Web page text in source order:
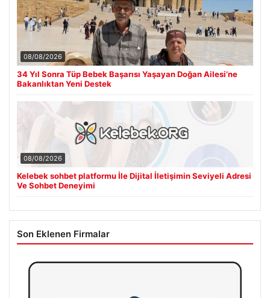
08/08/2026
34 Yıl Sonra Tüp Bebek Başarısı Yaşayan Doğan Ailesi’ne
Bakanlıktan Yeni Destek
08/08/2026
Kelebek sohbet platformu İle Dijital İletişimin Seviyeli Adresi
Ve Sohbet Deneyimi
Son Eklenen Firmalar